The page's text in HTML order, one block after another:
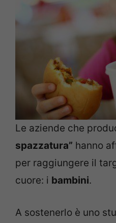
Le aziende che
spazzatura” hanno
per raggiungere il
cuore: i bambini.
A sostenerlo è uno